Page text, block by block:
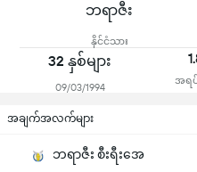
ဘရာဇီး
နိုင်ငံသား
32 နှစ်များ
09/03/1994
အရ
အချက်အလက်များ
ဘရာဇီး စီးရီးအေ